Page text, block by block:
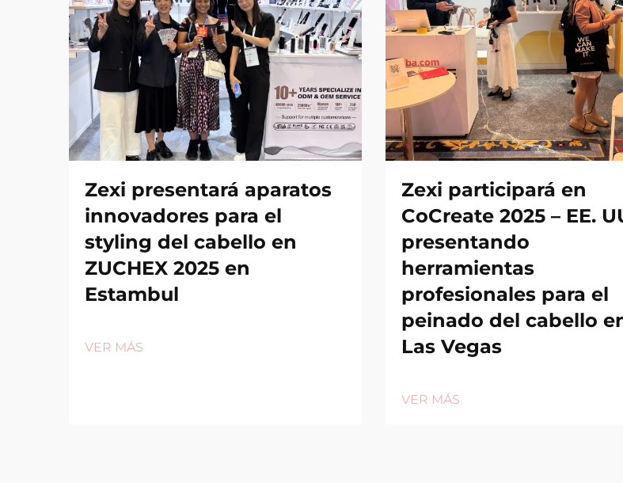
Zexi presentará aparatos
innovadores para el
styling del cabello en
ZUCHEX 2025 en
Estambul
VER MÁS
Zexi participará en
CoCreate 2025 – EE.
presentando
herramientas
profesionales para el
peinado del cabello
Las Vegas
VER MÁS